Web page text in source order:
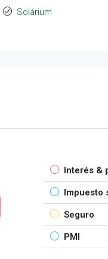
Solárium
Interés &
Impuesto
Seguro
PMI